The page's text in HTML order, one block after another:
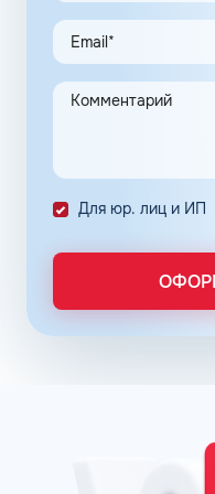
Заправочные карты
выполнение задач в
Автоматизация
помогает упростить
количество
Снизить расходы на
расходов, который
Систематизация и
расходах водителей на
недобросовестных
компании в
компании требуют
Можно использовать
Для юр. лиц и ИП